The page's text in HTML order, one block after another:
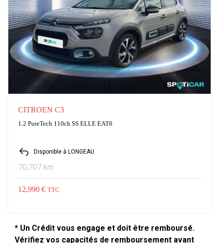
CITROEN C3
1.2 PureTech 110ch SS ELLE EAT6
Disponible à LONGEAU
70,707 km
12,990 € TTC
* Un Crédit vous engage et doit être remboursé.
Vérifiez vos capacités de remboursement avant